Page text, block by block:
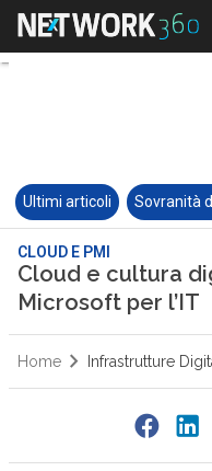
Ultimi articoli Sovranità
CLOUD E PMI
Cloud e cultura
Microsoft per l’IT
Home Infrastrutture